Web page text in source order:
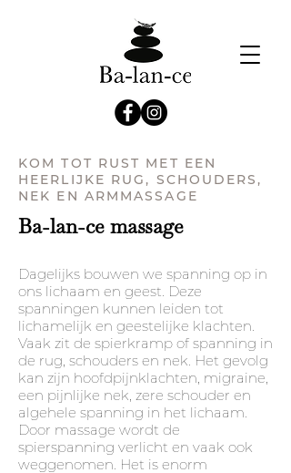
KOM TOT RUST MET EEN
HEERLIJKE RUG, SCHOUDERS,
NEK EN ARMMASSAGE
Ba-lan-ce massage
Dagelijks bouwen we spanning op in
ons lichaam en geest. Deze
spanningen kunnen leiden tot
lichamelijk en geestelijke klachten.
Vaak zit de spierkramp of spanning in
de rug, schouders en nek. Het gevolg
kan zijn hoofdpijnklachten, migraine,
een pijnlijke nek, zere schouder en
algehele spanning in het lichaam.
Door massage wordt de
spierspanning verlicht en vaak ook
weggenomen. Het is enorm